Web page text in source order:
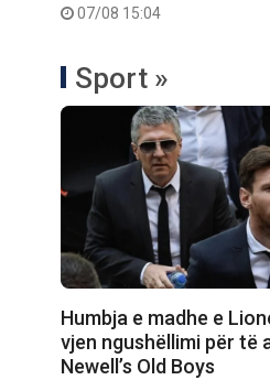
07/08 15:04
Sport »
Humbja e madhe e
vjen ngushëllimi për të
Newell’s Old Boys